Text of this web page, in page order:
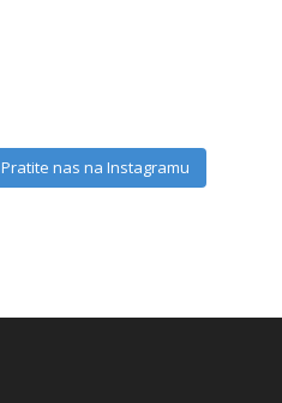
Pratite nas na Instagramu